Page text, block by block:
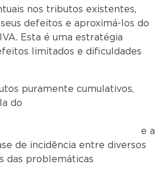
nos tributos existentes,
defeitos e aproximá-los do
Esta é uma estratégia
limitados e dificuldades
puramente cumulativos,
do
a
de incidência entre diversos
das problemáticas